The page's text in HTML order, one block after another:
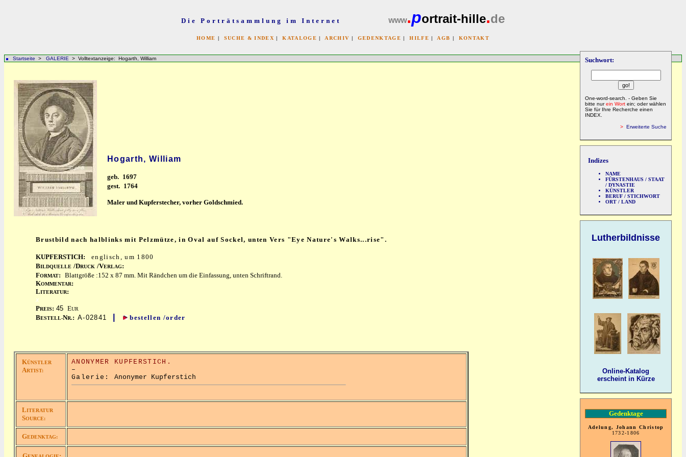
Die Porträtsammlung im Internet www.portrait-hille.de
HOME | SUCHE & INDEX |KATALOGE | ARCHIV | GEDENKTAGE |HILFE | AGB | KONTAKT
Suchwort:
One-word-search. - Geben Sie
bitte nurein Wort ein; oder wählen
Sie für Ihre Recherche einen
INDEX.
> Erweiterte Suche
Indizes
NAME
FÜRSTENHAUS / STAAT
/ DYNASTIE
KÜNSTLER
BERUF / STICHWORT
ORT / LAND
Lutherbildnisse
Online-Katalog
erscheint in Kürze
Gedenktage
Adelung, Johann Christop
1732-1806
Startseite > GALERIE > Volltextanzeige: Hogarth, William
Hogarth, William
geb. 1697
gest. 1764
Maler und Kupferstecher, vorher Goldschmied.
Brustbild nach halblinks mit Pelzmütze, in Oval auf Sockel, unten Vers "Eye Nature's Walks...rise".
KUPFERSTICH:
englisch, um 1800
BILDQUELLE /DRUCK /VERLAG:
FORMAT: Blattgröße :152 x 87 mm. Mit Rändchen um die Einfassung, unten Schriftrand.
KOMMENTAR:
LITERATUR:
x
PREIS: 45 EUR
BESTELL-NR.: A-02841 | bestellen /order
KÜNSTLER
ARTIST:
ANONYMER KUPFERSTICH.
–
Galerie: Anonymer Kupferstich
LITERATUR
SOURCE:
GEDENKTAG: